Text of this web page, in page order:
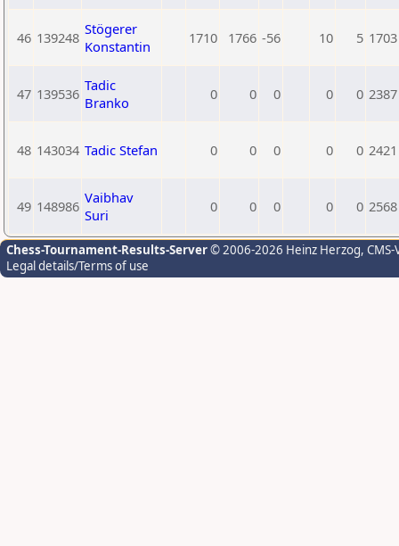
46 139248 Stögerer
Konstantin
1710 1766 -56 10 5 1703
47 139536 Tadic
Branko
0 0 0 0 0 2387
48 143034 Tadic Stefan 0 0 0 0 0 2421
49 148986 Vaibhav
Suri
0 0 0 0 0 2568
Chess-Tournament-Results-Server© 2006-2026 Heinz Herzog,
Legal details/Terms of use